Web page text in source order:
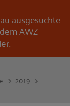
ausgesuchte
AWZ
2019